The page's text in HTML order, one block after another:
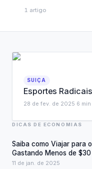
1 artigo
SUIÇA
Esportes
28 de fev. de 2025 6 min
DICAS DE ECONOMIAS
Saiba como Viajar para
Gastando Menos de
11 de jan. de 2025